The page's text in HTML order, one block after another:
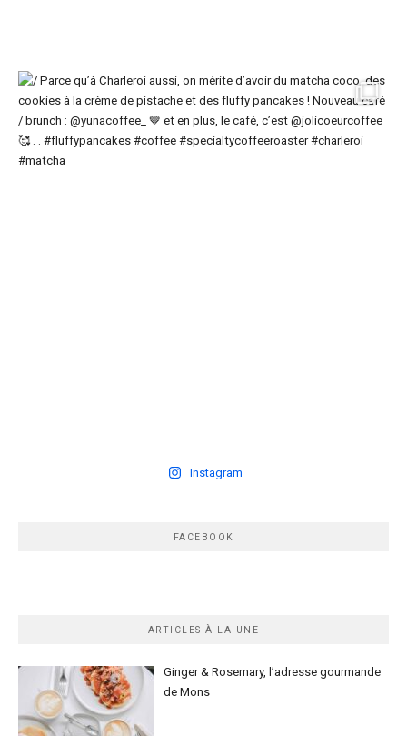
Instagram
FACEBOOK
ARTICLES À LA UNE
Ginger & Rosemary, l’adresse gourmande
de Mons